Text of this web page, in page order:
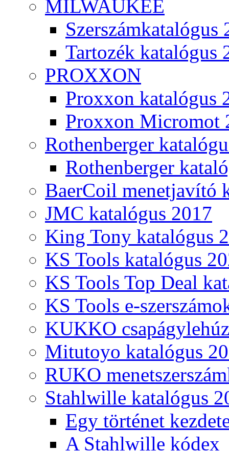
MILWAUKEE
Szerszámkatalógus
Tartozék katalógus
PROXXON
Proxxon katalógus
Proxxon Micromot
Rothenberger
Rothenberger
BaerCoil menetjavító
JMC katalógus 2017
King Tony katalógus
KS Tools katalógus
KS Tools Top Deal
KS Tools e-
KUKKO
Mitutoyo katalógus
RUKO
Stahlwille katalógus
Egy történet
A Stahlwille kódex